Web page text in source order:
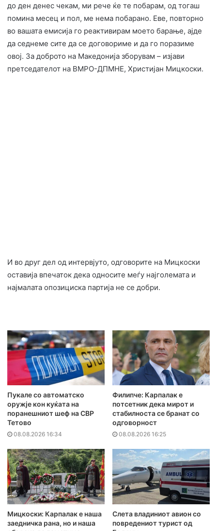
до ден денес чекам, ми рече ќе те побарам, од тогаш
помина месец и пол, ме нема побарано. Еве, повторно
во вашата емисија го реактивирам моето барање, ајде
да седнеме сите да се договориме и да го поразиме
овој. За доброто на Македонија зборувам – изјави
претседателот на ВМРО-ДПМНЕ, Христијан Мицкоски.
И во друг дел од интервјуто, одговорите на Мицкоски
оставија впечаток дека односите меѓу најголемата и
најмалата опозициска партија не се добри.
Пукале со автоматско
оружје кон куќата на
поранешниот шеф на СВР
Тетово
08.08.2026 16:34
Филипче: Карпалак е
потсетник дека мирот и
стабилноста се бранат со
одговорност
08.08.2026 16:25
Мицкоски: Карпалак е наша
заедничка рана, но и наша
Слета владиниот авион со
повредениот турист од